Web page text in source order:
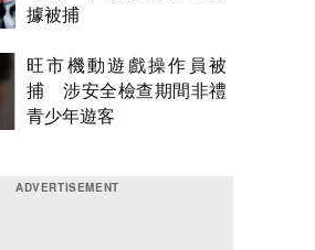
據被捕
旺市機動遊戲操作員被
捕 涉安全檢查期間非禮
青少年遊客